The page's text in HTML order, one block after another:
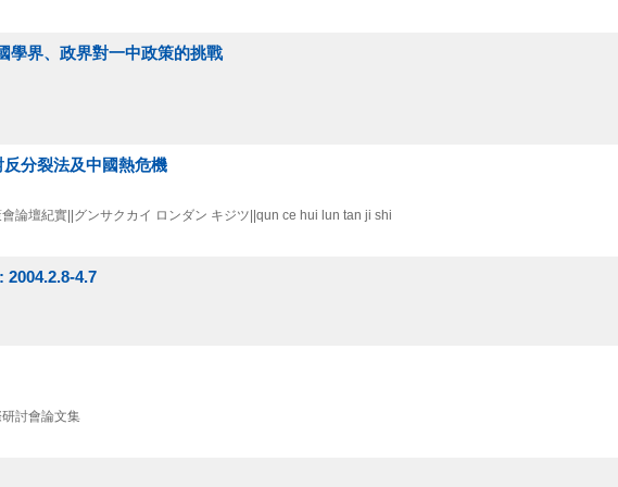
學界、政界對一中政策的挑戰
分裂法及中國熱危機
論壇紀實||グンサクカイ ロンダン キジツ||qun ce hui lun tan ji shi
2004.2.8-4.7
討會論文集